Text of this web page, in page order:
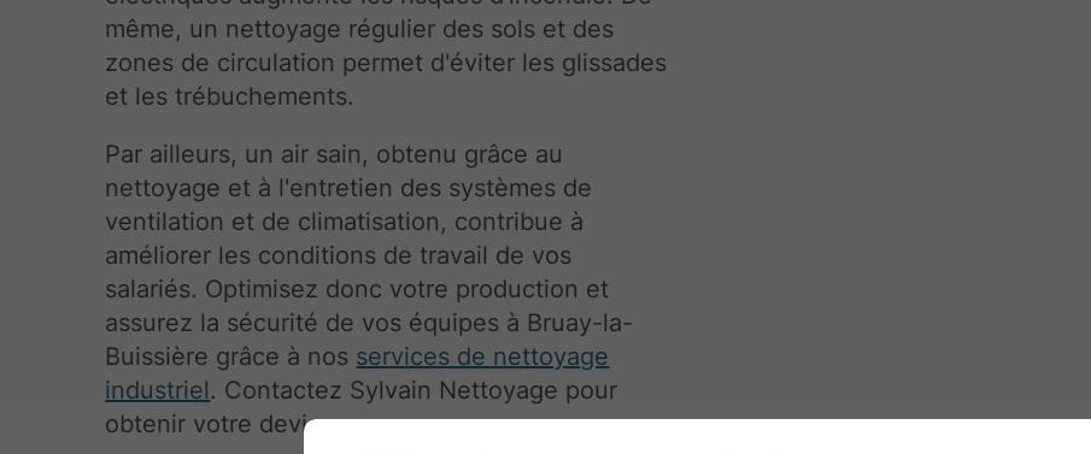
même, un nettoyage régulier des sols et des
zones de circulation permet d'éviter les glissades
et les trébuchements.
Par ailleurs, un air sain, obtenu grâce au
nettoyage et à l'entretien des systèmes de
ventilation et de climatisation, contribue à
améliorer les conditions de travail de vos
salariés. Optimisez donc votre production et
assurez la sécurité de vos équipes à Bruay-la-
Buissière grâce à nos services de nettoyage
industriel. Contactez Sylvain Nettoyage pour
obtenir votre devis.